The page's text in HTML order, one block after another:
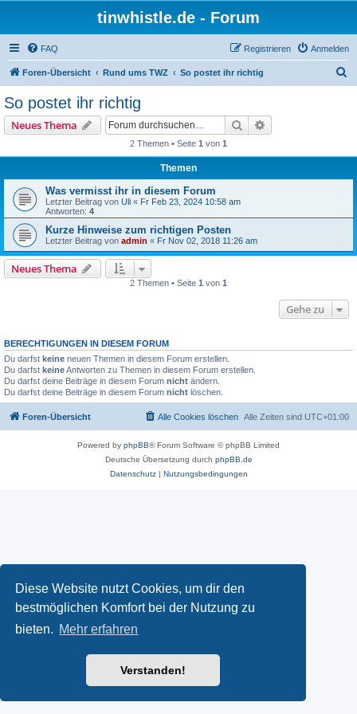
Diese Website nutzt Cookies, um dir den
bestmöglichen Komfort bei der Nutzung zu
bieten. Mehr erfahren
Verstanden!
tinwhistle.de - Forum
FAQ Anmelden
Registrieren
Foren-Übersicht Rund ums TWZ So postet ihr richtig
So postet ihr richtig
Neues Thema Suche
2 Themen • Seite 1 von 1
Themen
Was vermisst ihr in diesem Forum
Letzter Beitrag von Uli « Fr Feb 23, 2024 10:58 am
Antworten: 4
Kurze Hinweise zum richtigen Posten
Letzter Beitrag von admin « Fr Nov 02, 2018 11:26 am
Neues Thema
2 Themen • Seite 1 von 1
Gehe zu
BERECHTIGUNGEN IN DIESEM FORUM
Du darfst keine neuen Themen in diesem Forum erstellen.
Du darfst keineAntworten zu Themen in diesem Forum erstellen.
Du darfst deine Beiträge in diesem Forum nicht ändern.
Du darfst deine Beiträge in diesem Forum nicht löschen.
Foren-Übersicht Alle Zeiten sind UTC+01:00
Alle Cookies löschen
Powered by phpBB® Forum Software © phpBB Limited
Deutsche Übersetzung durch phpBB.de
Datenschutz| Nutzungsbedingungen